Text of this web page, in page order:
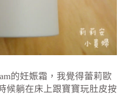
的妊娠霜，我覺得蕾莉歐
候躺在床上跟寶寶玩肚皮按